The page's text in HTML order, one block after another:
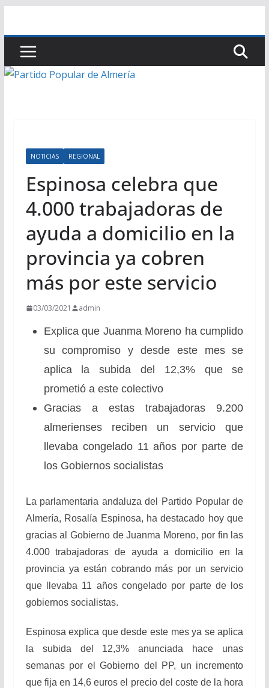
contenido
NOTICIAS REGIONAL
Espinosa celebra que
4.000 trabajadoras de
ayuda a domicilio en la
provincia ya cobren
más por este servicio
03/03/2021 admin
Explica que Juanma Moreno ha cumplido
su compromiso y desde este mes se
aplica la subida del 12,3% que se
prometió a este colectivo
Gracias a estas trabajadoras 9.200
almerienses reciben un servicio que
llevaba congelado 11 años por parte de
los Gobiernos socialistas
La parlamentaria andaluza del Partido Popular de
Almería, Rosalía Espinosa, ha destacado hoy que
gracias al Gobierno de Juanma Moreno, por fin las
4.000 trabajadoras de ayuda a domicilio en la
provincia ya están cobrando más por un servicio
que llevaba 11 años congelado por parte de los
gobiernos socialistas.
Espinosa explica que desde este mes ya se aplica
la subida del 12,3% anunciada hace unas
semanas por el Gobierno del PP, un incremento
que fija en 14,6 euros el precio del coste de la hora